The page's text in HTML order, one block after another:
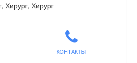
Хирург, Хирург
КОНТАКТЫ